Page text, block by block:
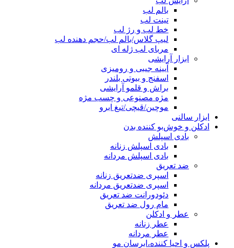
بالم لب
تینت لب
خط لب و رژ لب
لیپ گلاس/بالم لب/حجم دهنده لب
مربای لب ژله ای
ابزار آرایشی
آیینه جیبی و رومیزی
اسفنج و بیوتی بلندر
براش و قلمو آرایشی
مژه مصنوعی و چسب مژه
موچین/قیچی/تیغ ابرو
ابزار سالنی
ادکلن و خوش‌بو کننده بدن
بادی اسپلش
بادی اسپلش زنانه
بادی اسپلش مردانه
ضد تعریق
اسپری ضدتعریق زنانه
اسپری ضدتعریق مردانه
دئودورانت ضد تعریق
مام رول ضد تعریق
عطر و ادکلن
عطر زنانه
عطر مردانه
پلکس و احیا کننده،ابرسان مو